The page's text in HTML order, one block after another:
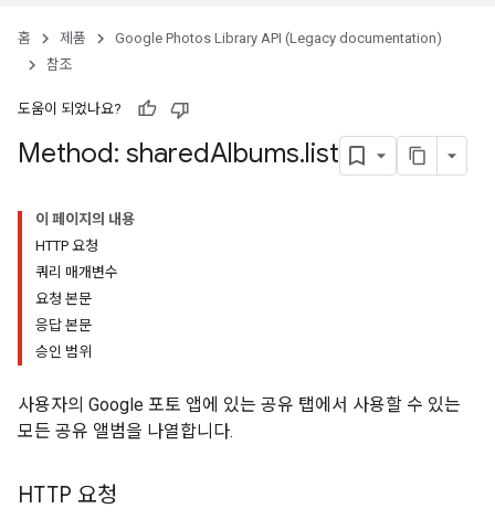
홈 제품
Google Photos Library API (Legacy documentation)
참조
도움이 되었나요?
Method: sharedAlbums.list
이 페이지의 내용
HTTP 요청
쿼리 매개변수
요청 본문
응답 본문
승인 범위
사용자의 Google 포토 앱에 있는 공유 탭에서 사용할 수 있는
모든 공유 앨범을 나열합니다.
HTTP 요청